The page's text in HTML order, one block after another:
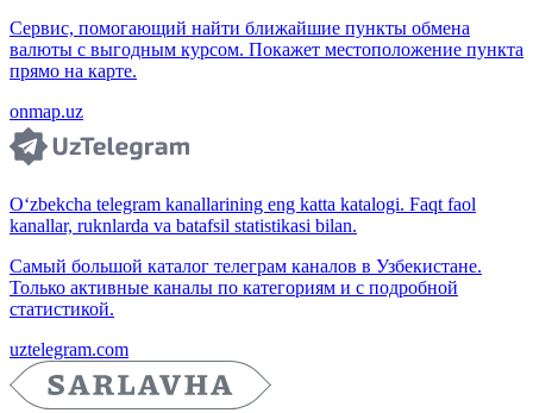
Сервис, помогающий найти ближайшие пункты обмена
валюты с выгодным курсом. Покажет местоположение пункта
прямо на карте.
onmap.uz
O‘zbekcha telegram kanallarining eng katta katalogi. Faqt faol
kanallar, ruknlarda va batafsil statistikasi bilan.
Самый большой каталог телеграм каналов в Узбекистане.
Только активные каналы по категориям и с подробной
статистикой.
uztelegram.com